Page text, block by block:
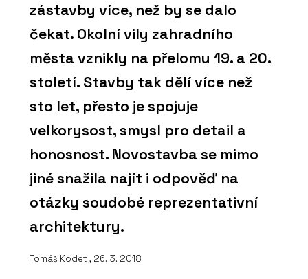
zástavby více, než by se dalo
čekat. Okolní vily zahradního
města vznikly na přelomu 19. a 20.
století. Stavby tak dělí více než
sto let, přesto je spojuje
velkorysost, smysl pro detail a
honosnost. Novostavba se mimo
jiné snažila najít i odpověď na
otázky soudobé reprezentativní
architektury.
Tomáš Kodet , 26. 3. 2018